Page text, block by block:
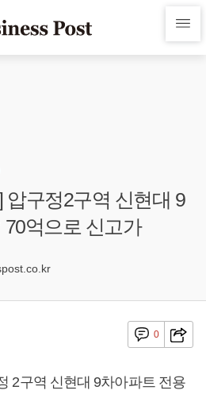
압구정2구역 신현대 9
70억으로 신고가
0
2구역 신현대 9차아파트 전용